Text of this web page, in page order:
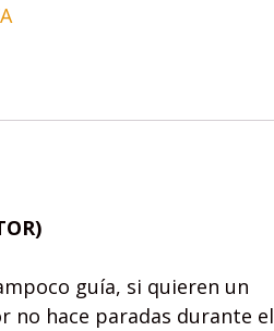
guía, si quieren un
no hace paradas durante el